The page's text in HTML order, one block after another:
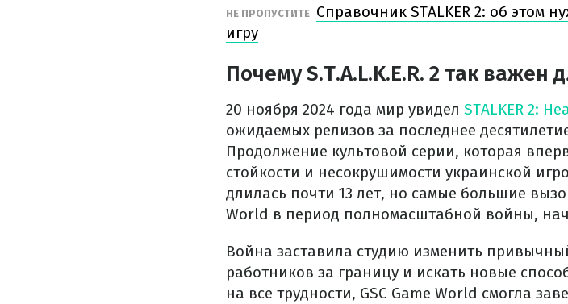
НЕ ПРОПУСТИТЕ Справочник STALKER 2: об этом
игру
Почему S.T.A.L.K.E.R. 2 так важен
20 ноября 2024 года мир увидел STALKER 2:
ожидаемых релизов за последнее
Продолжение культовой серии, которая
стойкости и несокрушимости украинской
длилась почти 13 лет, но самые большие
World в период полномасштабной войны,
Война заставила студию изменить
работников за границу и искать новые
на все трудности, GSC Game World смогла